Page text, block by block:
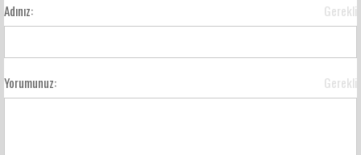
Adınız: Gerekli
Yorumunuz: Gerekli